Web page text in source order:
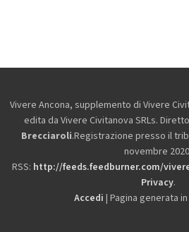
Vivere Ancona, supplemento di Vivere
edita da Vivere Civitanova SRLs.
Brecciaroli.Registrazione presso il
novembre
RSS: http://feeds.feedburner.com/
Privacy.
Accedi | Pagina generata